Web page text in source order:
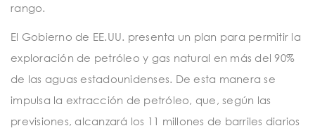
rango.
El Gobierno de EE.UU. presenta un plan para permitir la
exploración de petróleo y gas natural en más del 90%
de las aguas estadounidenses. De esta manera se
impulsa la extracción de petróleo, que, según las
previsiones, alcanzará los 11 millones de barriles diarios